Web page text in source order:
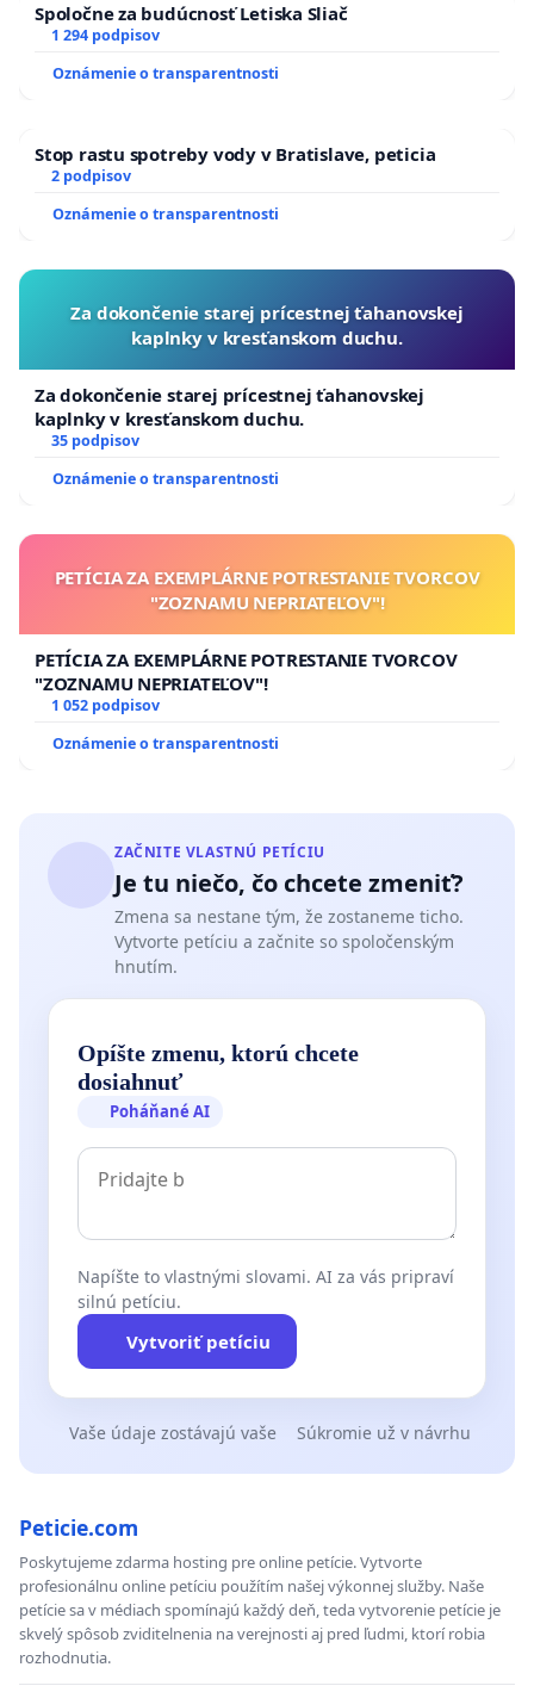
Spoločne za budúcnosť Letiska Sliač
1 294 podpisov
Oznámenie o transparentnosti
Stop rastu spotreby vody v Bratislave, peticia
2 podpisov
Oznámenie o transparentnosti
Za dokončenie starej prícestnej ťahanovskej
kaplnky v kresťanskom duchu.
Za dokončenie starej prícestnej ťahanovskej
kaplnky v kresťanskom duchu.
35 podpisov
Oznámenie o transparentnosti
PETÍCIA ZA EXEMPLÁRNE POTRESTANIE TVORCOV
"ZOZNAMU NEPRIATEĽOV"!
PETÍCIA ZA EXEMPLÁRNE POTRESTANIE TVORCOV
"ZOZNAMU NEPRIATEĽOV"!
1 052 podpisov
Oznámenie o transparentnosti
ZAČNITE VLASTNÚ PETÍCIU
Je tu niečo, čo chcete zmeniť?
Zmena sa nestane tým, že zostaneme ticho.
Vytvorte petíciu a začnite so spoločenským
hnutím.
Opíšte zmenu, ktorú chcete
dosiahnuť
Poháňané AI
Napíšte to vlastnými slovami. AI za vás pripraví
silnú petíciu.
Vytvoriť petíciu
Vaše údaje zostávajú vaše Súkromie už v návrhu
Peticie.com
Poskytujeme zdarma hosting pre online petície. Vytvorte
profesionálnu online petíciu použítím našej výkonnej služby. Naše
petície sa v médiach spomínajú každý deň, teda vytvorenie petície je
skvelý spôsob zviditelnenia na verejnosti aj pred ľudmi, ktorí robia
rozhodnutia.